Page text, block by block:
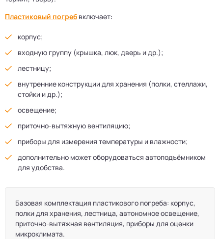
Пластиковый погреб включает:
корпус;
входную группу (крышка, люк, дверь и др.);
лестницу;
внутренние конструкции для хранения (полки, стеллажи,
стойки и др.);
освещение;
приточно-вытяжную вентиляцию;
приборы для измерения температуры и влажности;
дополнительно может оборудоваться автоподъёмником
для удобства.
Базовая комплектация пластикового погреба: корпус,
полки для хранения, лестница, автономное освещение,
приточно-вытяжная вентиляция, приборы для оценки
микроклимата.